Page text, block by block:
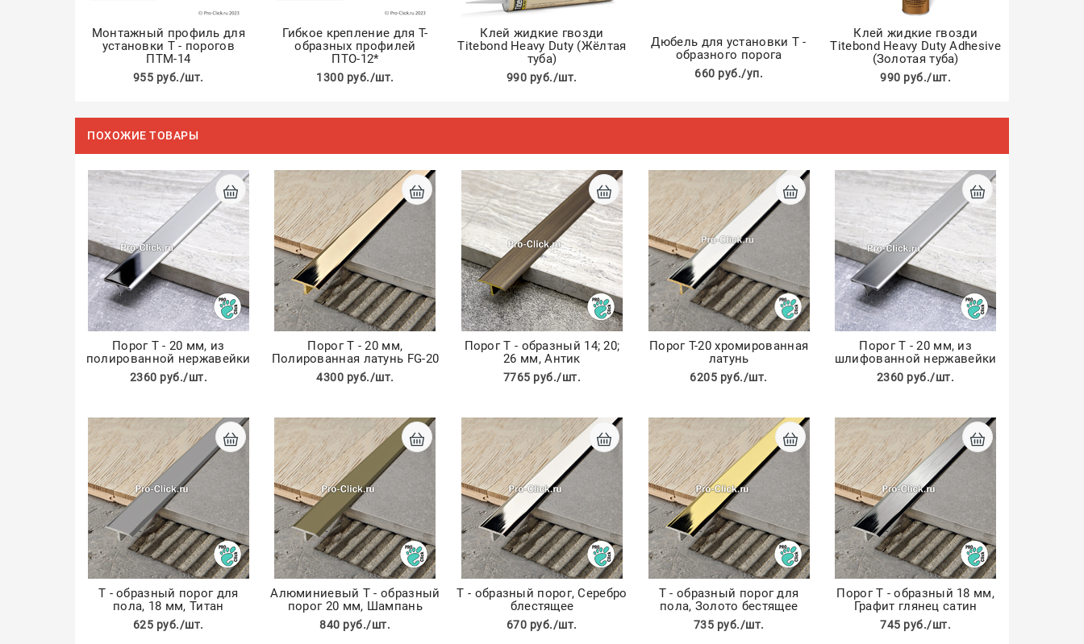
Монтажный профиль для
установки Т - порогов
ПТМ-14
955 руб./шт.
Гибкое крепление для Т-
образных профилей
ПТО-12*
1300 руб./шт.
Клей жидкие гвозди
Titebond Heavy Duty (Жёлтая
туба)
990 руб./шт.
Дюбель для установки Т -
образного порога
660 руб./уп.
Клей жидкие гвозди
Titebond Heavy Duty Adhesive
(Золотая туба)
990 руб./шт.
ПОХОЖИЕ ТОВАРЫ
Порог Т - 20 мм, из
полированной нержавейки
2360 руб./шт.
Порог Т - 20 мм,
Полированная латунь FG-20
4300 руб./шт.
Порог Т - образный 14; 20;
26 мм, Антик
7765 руб./шт.
Порог Т-20 хромированная
латунь
6205 руб./шт.
Порог Т - 20 мм, из
шлифованной нержавейки
2360 руб./шт.
Т - образный порог для
пола, 18 мм, Титан
625 руб./шт.
Алюминиевый Т - образный
порог 20 мм, Шампань
840 руб./шт.
Т - образный порог, Серебро
блестящее
670 руб./шт.
Т - образный порог для
пола, Золото бестящее
735 руб./шт.
Порог Т - образный 18 мм,
Графит глянец сатин
745 руб./шт.